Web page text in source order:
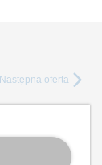
Następna oferta